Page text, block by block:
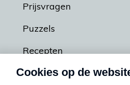
Prijsvragen
Puzzels
Recepten
Podcasts